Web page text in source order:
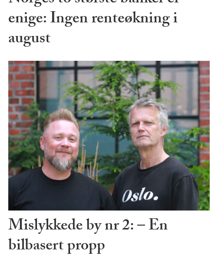
enige: Ingen renteøkning i
august
Mislykkede by nr 2: – En
bilbasert propp